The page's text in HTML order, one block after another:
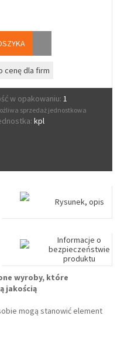
cenę dla firm
w opakowaniu: 1
sprzedaż jednostkowa
kpl
Rysunek, opis
Informacje o
bezpieczeństwie
produktu
wyroby, które
jakością
mogą stanowić element